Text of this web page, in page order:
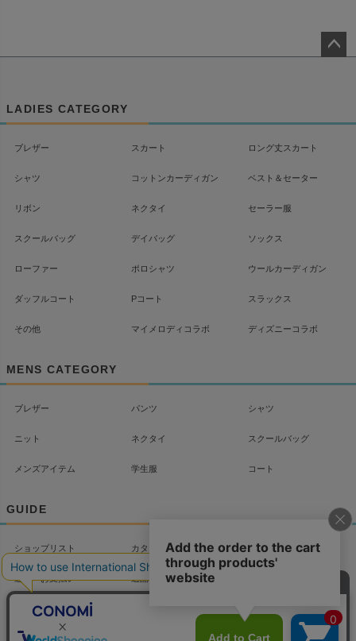
LADIES CATEGORY
ブレザー スカート ロング丈スカート
シャツ コットンカーディガン ベスト＆セーター
リボン ネクタイ セーラー服
スクールバッグ デイバッグ ソックス
ローファー ポロシャツ ウールカーディガン
ダッフルコート Pコート スラックス
その他 マイメロディコラボ ディズニーコラボ
MENS CATEGORY
ブレザー パンツ シャツ
ニット ネクタイ スクールバッグ
メンズアイテム 学生服 コート
GUIDE
ショップリスト カタログ 配送について
送料・お支払い 返品・交換
お問い合わせ
プライバシーポリシー 特定商取引法に基づく LINKS/Column